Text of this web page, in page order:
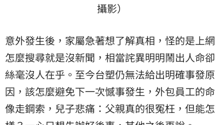
攝影）
意外發生後，家屬急著想了解真相，怪的是上網
怎麼搜尋就是沒新聞，相當詫異明明鬧出人命卻
絲毫沒人在乎。至今台塑仍無法給出明確事發原
因，該怎麼避免下一次憾事發生，外包員工的命
像走鋼索，兒子悲痛：父親真的很冤枉，但能怎